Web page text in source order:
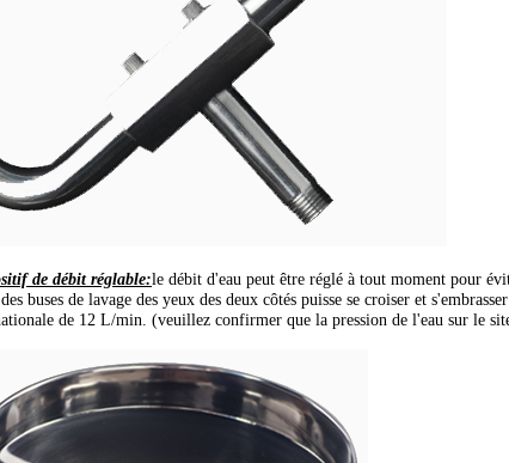
de débit réglable:le débit d'eau peut être réglé à tout moment pour
buses de lavage des yeux des deux côtés puisse se croiser et
de 12 L/min. (veuillez confirmer que la pression de l'eau sur le